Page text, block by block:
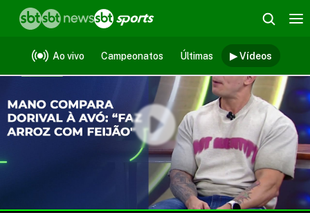
Ao vivo Campeonatos Últimas ▶ Vídeos
Vídeos